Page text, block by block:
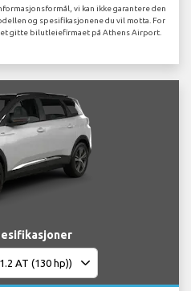
vi kan ikke garantere den
og spesifikasjonene du vil motta. For
gitte bilutleiefirmaet på Athens Airport.